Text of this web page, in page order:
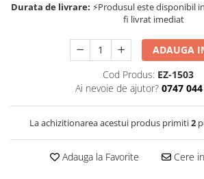
Durata de livrare: ⚡Produsul este disponibil
fi livrat imediat
ADAUGA
Cod Produs: EZ-1503
Ai nevoie de ajutor? 0747
La achizitionarea acestui produs primiti2
Adauga la Favorite Cere